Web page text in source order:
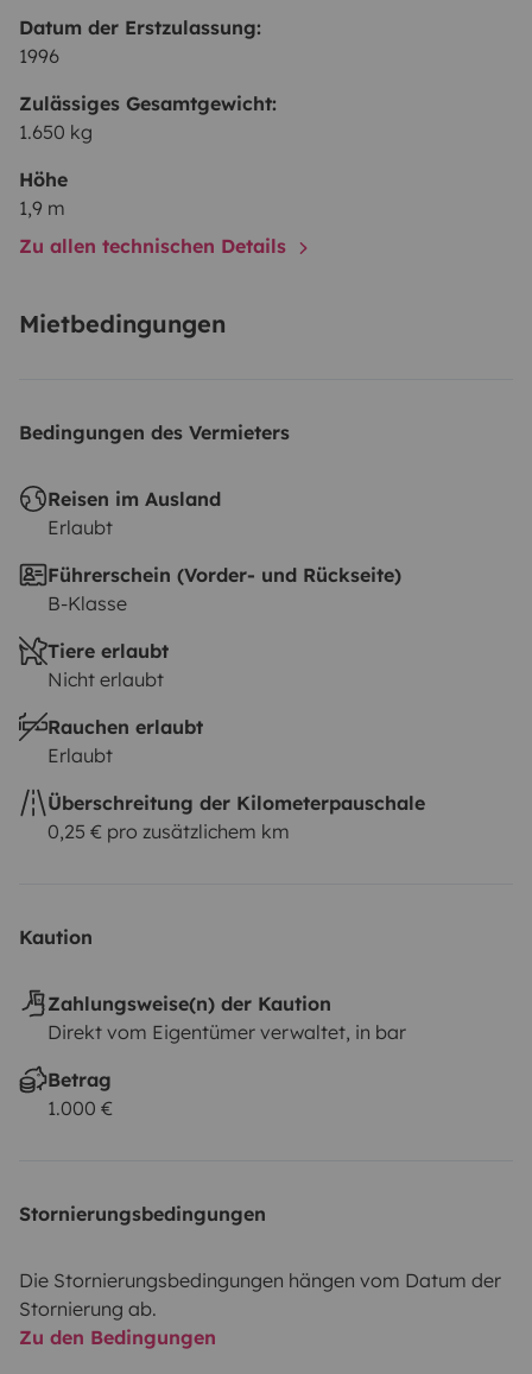
Datum der Erstzulassung:
1996
Zulässiges Gesamtgewicht:
1.650 kg
Höhe
1,9 m
Zu allen technischen Details
Mietbedingungen
Bedingungen des Vermieters
Reisen im Ausland
Erlaubt
Führerschein (Vorder- und Rückseite)
B-Klasse
Tiere erlaubt
Nicht erlaubt
Rauchen erlaubt
Erlaubt
Überschreitung der Kilometerpauschale
0,25 € pro zusätzlichem km
Kaution
Zahlungsweise(n) der Kaution
Direkt vom Eigentümer verwaltet, in bar
Betrag
1.000 €
Stornierungsbedingungen
Die Stornierungsbedingungen hängen vom Datum der
Stornierung ab.
Zu den Bedingungen